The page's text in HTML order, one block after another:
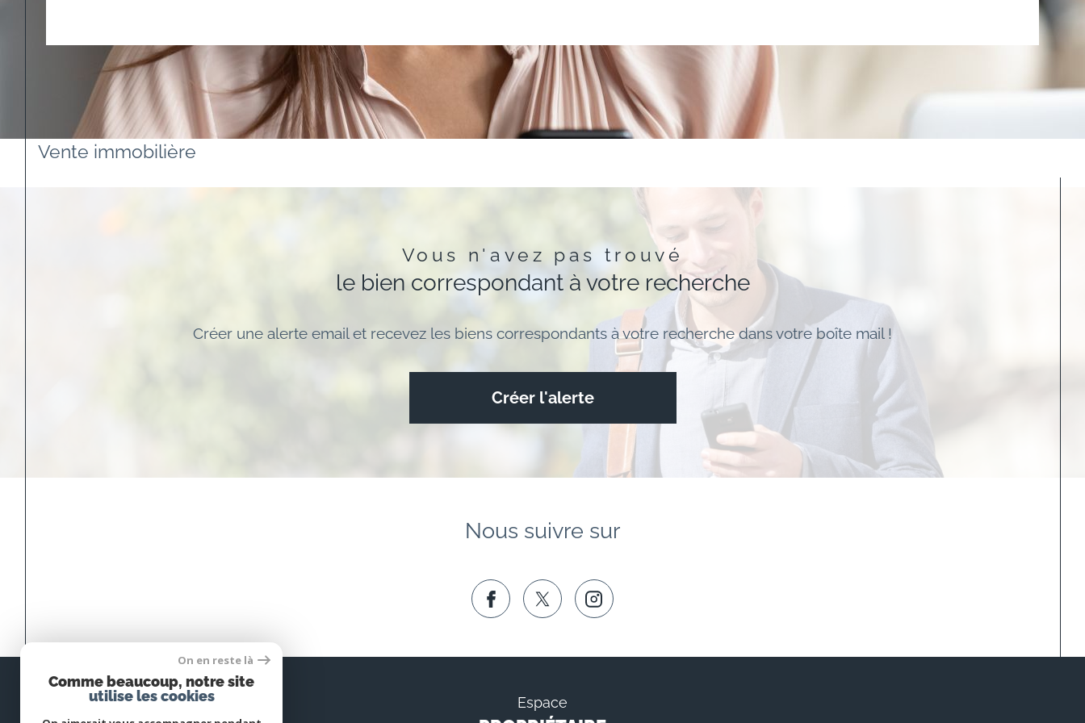
Vente immobilière
Vous n'avez pas trouvé
le bien correspondant à votre recherche
Créer une alerte email et recevez les biens correspondants à votre recherche dans votre boîte mail !
Créer l'alerte
Nous suivre sur
Espace
On en reste là
Comme beaucoup, notre site
utilise les cookies